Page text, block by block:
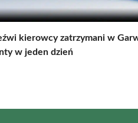
kierowcy zatrzymani w
w jeden dzień